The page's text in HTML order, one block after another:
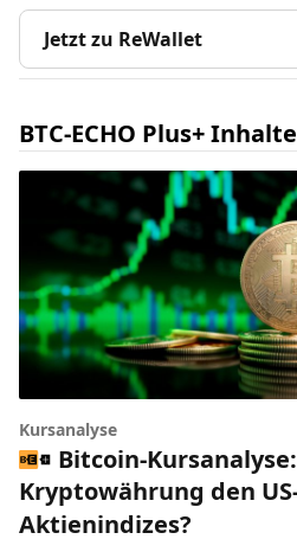
Jetzt zu ReWallet
BTC-ECHO Plus+ Inhalte
Kursanalyse
Bitcoin-
Kryptowährung den
Aktienindizes?